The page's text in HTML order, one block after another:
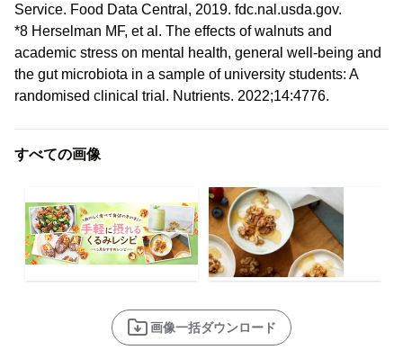
Service. Food Data Central, 2019. fdc.nal.usda.gov.
*8 Herselman MF, et al. The effects of walnuts and
academic stress on mental health, general well-being and
the gut microbiota in a sample of university students: A
randomised clinical trial. Nutrients. 2022;14:4776.
すべての画像
画像一括ダウンロード